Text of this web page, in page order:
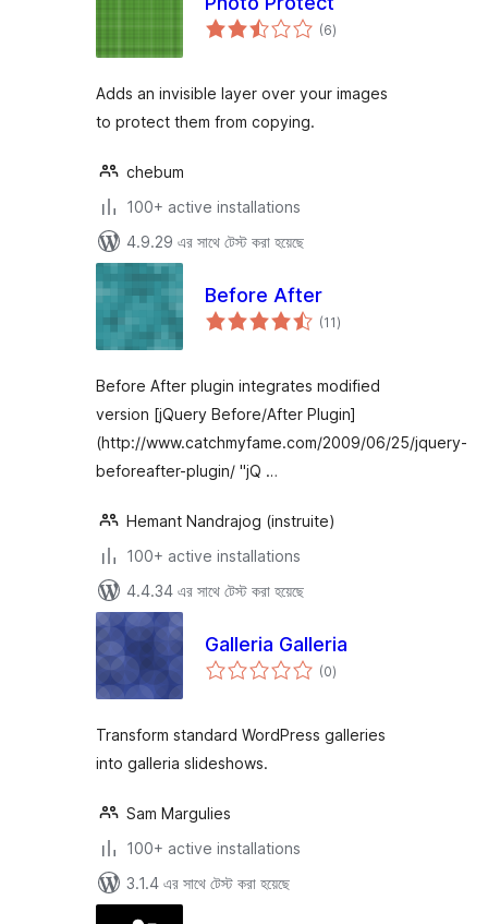
(6total
ratings
)
Adds an invisible layer over your images
to protect them from copying.
chebum
100+ active installations
4.9.29 এর সাথে টেস্ট করা হয়েছে
Before After
(11total
ratings
)
Before After plugin integrates modified
version [jQuery Before/After Plugin]
(http://www.catchmyfame.com/2009/06/25/jquery-
beforeafter-plugin/ "jQ …
Hemant Nandrajog (instruite)
100+ active installations
4.4.34 এর সাথে টেস্ট করা হয়েছে
Galleria Galleria
(0total
ratings
)
Transform standard WordPress galleries
into galleria slideshows.
Sam Margulies
100+ active installations
3.1.4 এর সাথে টেস্ট করা হয়েছে